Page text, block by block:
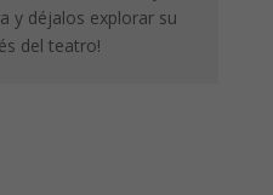
y déjalos explorar su
del teatro!